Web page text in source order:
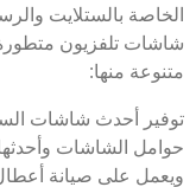
الخاصة بالستلايت
شاشات تلفزيون
متنوعة منها:
توفير أحدث شاشات
حوامل الشاشات
ويعمل على صيانة